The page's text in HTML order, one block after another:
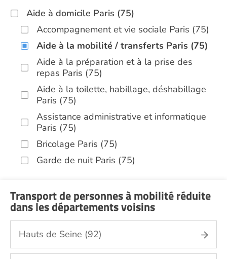
Aide à domicile Paris (75)
Accompagnement et vie sociale Paris (75)
Aide à la mobilité / transferts Paris (75)
Aide à la préparation et à la prise des
repas Paris (75)
Aide à la toilette, habillage, déshabillage
Paris (75)
Assistance administrative et informatique
Paris (75)
Bricolage Paris (75)
Garde de nuit Paris (75)
Infirmiers Paris (75)
Jardinage Paris (75)
Aide aux courses Paris (75)
Entretien du cadre de vie, ménage,
repassage, gestion du linge Paris (75)
Transport de personnes à mobilité réduite
dans les départements voisins
Hauts de Seine (92)